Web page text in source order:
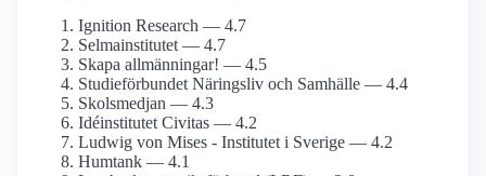
Ignition Research — 4.7
Selmainstitutet — 4.7
Skapa allmänningar! — 4.5
Studie­förbundet Näringsliv och Samhälle — 4.4
Skolsmedjan — 4.3
Idéinstitutet Civitas — 4.2
Ludwig von Mises - Institutet i Sverige — 4.2
Humtank — 4.1